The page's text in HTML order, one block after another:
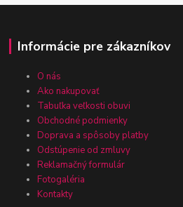
Informácie pre zákazníkov
O nás
Ako nakupovať
Tabuľka veľkosti obuvi
Obchodné podmienky
Doprava a spôsoby platby
Odstúpenie od zmluvy
Reklamačný formulár
Fotogaléria
Kontakty